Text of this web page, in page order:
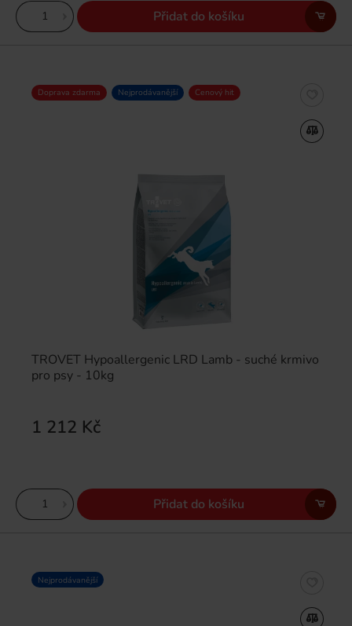
Přidat do košíku
TROVET Hypoallergenic LRD Lamb - suché krmivo
pro psy - 10kg
1 212 Kč
Doprava zdarma Nejprodávanější Cenový hit
Přidat do košíku
Nejprodávanější